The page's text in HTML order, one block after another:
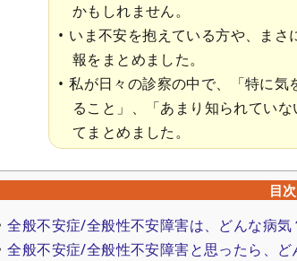
かもしれません。
いま不安を抱えている方や、ま
報をまとめました。
私が日々の診察の中で、「特に気
ること」、「あまり知られてい
てまとめました。
目次
全般不安症/全般性不安障害は、どんな病気
全般不安症/全般性不安障害と思ったら、